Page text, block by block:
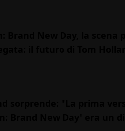
Brand New Day, la scena
il futuro di Tom
sorprende: "La prima
Brand New Day' era un